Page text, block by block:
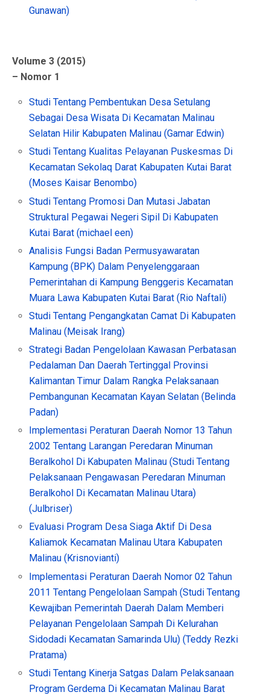
Gunawan)
Volume 3 (2015)
– Nomor 1
Studi Tentang Pembentukan Desa Setulang
Sebagai Desa Wisata Di Kecamatan Malinau
Selatan Hilir Kabupaten Malinau (Gamar Edwin)
Studi Tentang Kualitas Pelayanan Puskesmas Di
Kecamatan Sekolaq Darat Kabupaten Kutai Barat
(Moses Kaisar Benombo)
Studi Tentang Promosi Dan Mutasi Jabatan
Struktural Pegawai Negeri Sipil Di Kabupaten
Kutai Barat (michael een)
Analisis Fungsi Badan Permusyawaratan
Kampung (BPK) Dalam Penyelenggaraan
Pemerintahan di Kampung Benggeris Kecamatan
Muara Lawa Kabupaten Kutai Barat (Rio Naftali)
Studi Tentang Pengangkatan Camat Di Kabupaten
Malinau (Meisak Irang)
Strategi Badan Pengelolaan Kawasan Perbatasan
Pedalaman Dan Daerah Tertinggal Provinsi
Kalimantan Timur Dalam Rangka Pelaksanaan
Pembangunan Kecamatan Kayan Selatan (Belinda
Padan)
Implementasi Peraturan Daerah Nomor 13 Tahun
2002 Tentang Larangan Peredaran Minuman
Beralkohol Di Kabupaten Malinau (Studi Tentang
Pelaksanaan Pengawasan Peredaran Minuman
Beralkohol Di Kecamatan Malinau Utara)
(Julbriser)
Evaluasi Program Desa Siaga Aktif Di Desa
Kaliamok Kecamatan Malinau Utara Kabupaten
Malinau (Krisnovianti)
Implementasi Peraturan Daerah Nomor 02 Tahun
2011 Tentang Pengelolaan Sampah (Studi Tentang
Kewajiban Pemerintah Daerah Dalam Memberi
Pelayanan Pengelolaan Sampah Di Kelurahan
Sidodadi Kecamatan Samarinda Ulu) (Teddy Rezki
Pratama)
Studi Tentang Kinerja Satgas Dalam Pelaksanaan
Program Gerdema Di Kecamatan Malinau Barat